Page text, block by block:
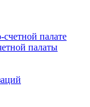
палате
палаты